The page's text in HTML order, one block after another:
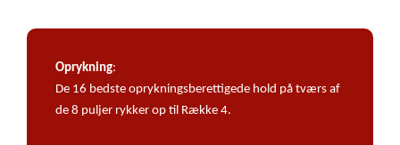
Oprykning:
De 16 bedste oprykningsberettigede hold på tværs af
de 8 puljer rykker op til Række 4.